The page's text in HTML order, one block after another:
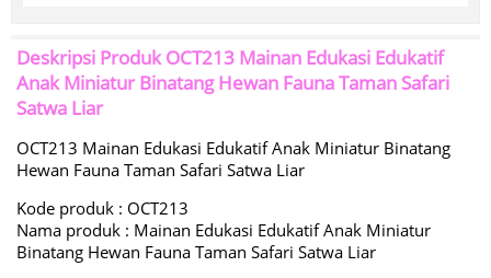
Deskripsi ProdukOCT213 Mainan Edukasi Edukatif
Anak Miniatur Binatang Hewan Fauna Taman Safari
Satwa Liar
OCT213 Mainan Edukasi Edukatif Anak Miniatur Binatang
Hewan Fauna Taman Safari Satwa Liar
Kode produk : OCT213
Nama produk : Mainan Edukasi Edukatif Anak Miniatur
Binatang Hewan Fauna Taman Safari Satwa Liar